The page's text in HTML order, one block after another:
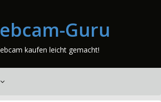
Guru
kaufen leicht gemacht!